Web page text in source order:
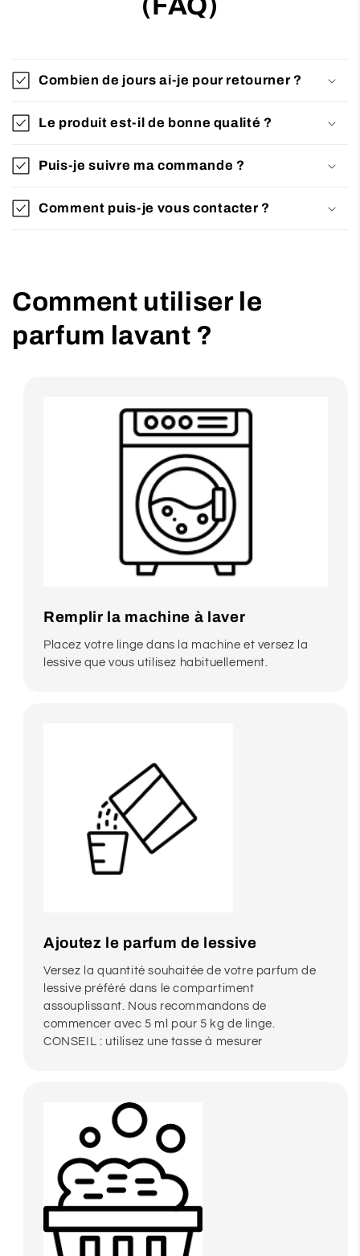
(FAQ)
Combien de jours ai-je pour retourner ?
Le produit est-il de bonne qualité ?
Puis-je suivre ma commande ?
Comment puis-je vous contacter ?
Comment utiliser le
parfum lavant ?
Remplir la machine à laver
Placez votre linge dans la machine et versez la
lessive que vous utilisez habituellement.
Ajoutez le parfum de lessive
Versez la quantité souhaitée de votre parfum de
lessive préféré dans le compartiment
assouplissant. Nous recommandons de
commencer avec 5 ml pour 5 kg de linge.
CONSEIL : utilisez une tasse à mesurer